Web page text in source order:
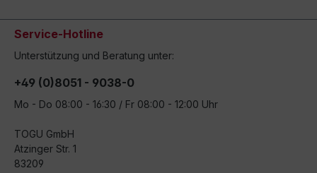
Service-Hotline
Unterstützung und Beratung unter:
+49 (0)8051 - 9038-0
Mo - Do 08:00 - 16:30 / Fr 08:00 - 12:00 Uhr
TOGU GmbH
Atzinger Str. 1
83209